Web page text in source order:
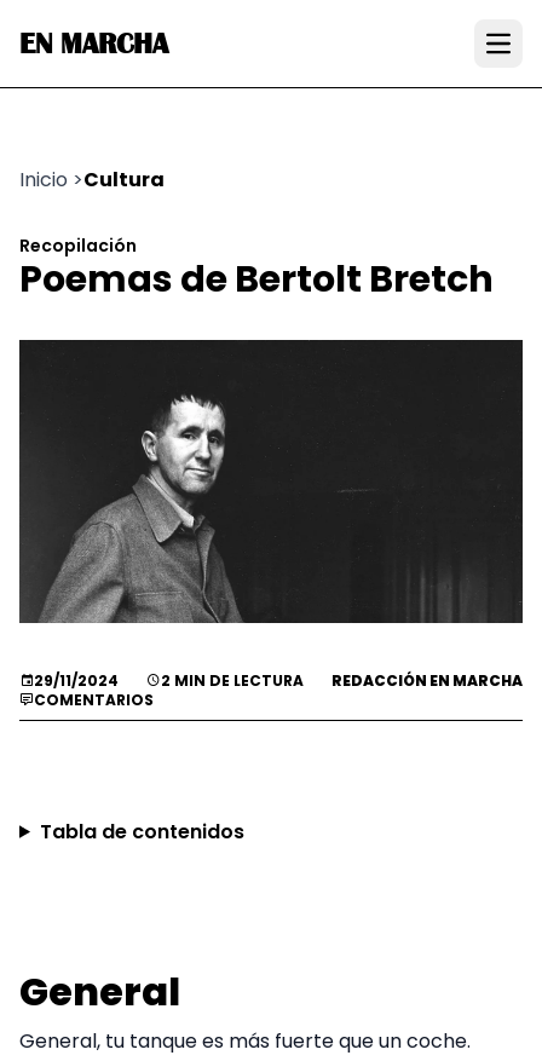
EN MARCHA
Inicio >Cultura
Recopilación
Poemas de Bertolt Bretch
29/11/2024 2 MIN DE LECTURA
REDACCIÓN EN MARCHA
COMENTARIOS
Tabla de contenidos
General
General, tu tanque es más fuerte que un coche.